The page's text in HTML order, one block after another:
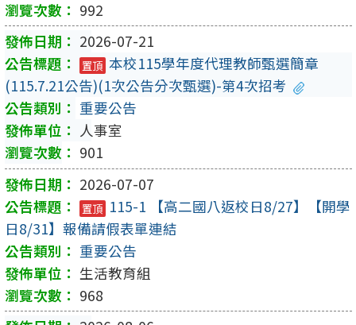
992
2026-07-21
置頂 本校115學年度代理教師甄選簡章
(115.7.21公告)(1次公告分次甄選)-第4次招考
重要公告
人事室
901
2026-07-07
置頂 115-1 【高二國八返校日8/27】【開學
日8/31】報備請假表單連結
重要公告
生活教育組
968